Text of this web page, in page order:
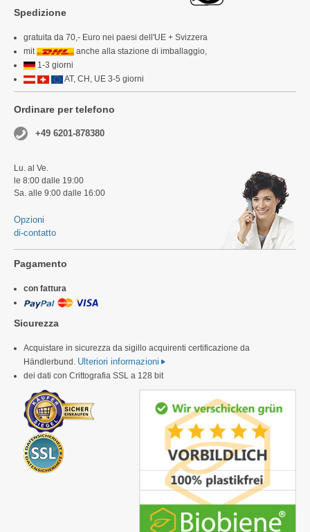
Spedizione
gratuita da 70,- Euro nei paesi dell'UE + Svizzera
mit
anche alla stazione di imballaggio,
1-3 giorni
AT, CH, UE 3-5 giorni
Ordinare per telefono
+49 6201-878380
Lu. al Ve.
le 8:00 dalle 19:00
Sa. alle 9:00 dalle 16:00
Opzioni
di-contatto
Pagamento
con fattura
Sicurezza
Acquistare in sicurezza da sigillo acquirenti certificazione da
Händlerbund. Ulteriori informazioni
dei dati con Crittografia SSL a 128 bit